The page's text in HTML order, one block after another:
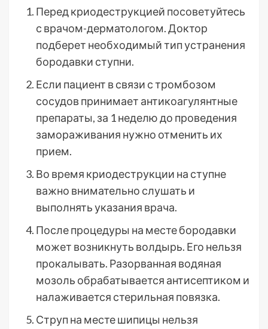
Перед криодеструкцией посоветуйтесь
с врачом-дерматологом. Доктор
подберет необходимый тип устранения
бородавки ступни.
Если пациент в связи с тромбозом
сосудов принимает антикоагулянтные
препараты, за 1 неделю до проведения
замораживания нужно отменить их
прием.
Во время криодеструкции на ступне
важно внимательно слушать и
выполнять указания врача.
После процедуры на месте бородавки
может возникнуть волдырь. Его нельзя
прокалывать. Разорванная водяная
мозоль обрабатывается антисептиком и
налаживается стерильная повязка.
Струп на месте шипицы нельзя